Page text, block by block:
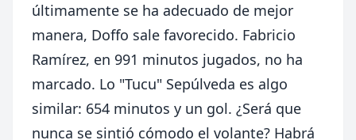
últimamente se ha adecuado de mejor
manera, Doffo sale favorecido. Fabricio
Ramírez, en 991 minutos jugados, no ha
marcado. Lo "Tucu" Sepúlveda es algo
similar: 654 minutos y un gol. ¿Será que
nunca se sintió cómodo el volante? Habrá